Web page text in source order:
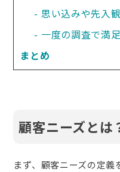
思い込みや先入
一度の調査で満
まとめ
顧客ニーズとは
まず、顧客ニーズの定